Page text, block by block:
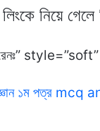
নিয়ে
১ম পত্র